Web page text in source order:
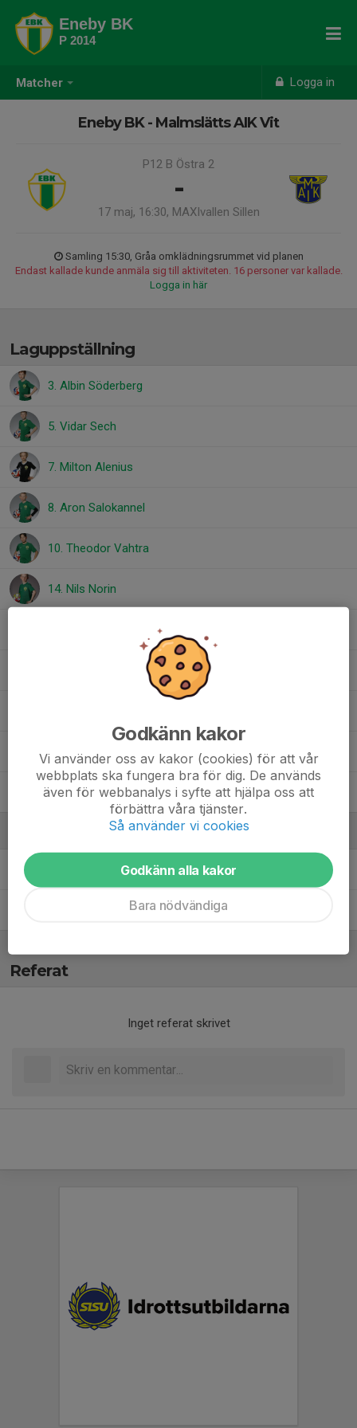
Matcher Logga in
Eneby BK
P 2014
Eneby BK - Malmslätts AIK Vit
P12 B Östra 2
-
17 maj, 16:30, MAXIvallen Sillen
Samling 15:30, Gråa omklädningsrummet vid planen
Endast kallade kunde anmäla sig till aktiviteten. 16 personer var kallade.
Logga in här
Laguppställning
3. Albin Söderberg
5. Vidar Sech
7. Milton Alenius
8. Aron Salokannel
10. Theodor Vahtra
14. Nils Norin
23. Senay Goitome
36. Simon Tegner
Alexander AleniusLedare
Ledare
Referat
Inget referat skrivet
Godkänn kakor
Vi använder oss av kakor (cookies) för att vår
webbplats ska fungera bra för dig. De används
även för webbanalys i syfte att hjälpa oss att
förbättra våra tjänster.
Så använder vi cookies
Godkänn alla kakor
Bara nödvändiga